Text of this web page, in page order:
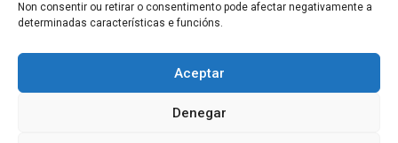
Non consentir ou retirar o consentimento pode afectar negativamente a
determinadas características e funcións.
Aceptar
Denegar